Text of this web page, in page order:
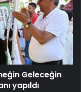
Geleceğin
yapıldı